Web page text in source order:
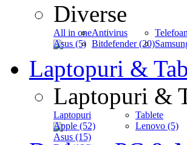
Diverse
All in one
Asus (5)
Antivirus
Bitdefender (20)
Laptopuri &
Laptopuri &
Laptopuri
Apple (52)
Asus (15)
Tablete
Lenovo (5)